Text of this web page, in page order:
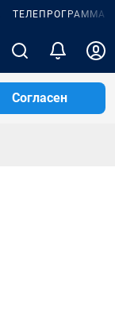
ТЕЛЕПРОГРАММА
Согласен